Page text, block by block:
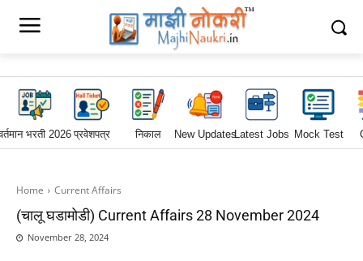
भरती 2026प्रवेशपत्र निकाल New UpdatesLatest Jobs Mock Test
Home Current Affairs
(चालू घडामोडी) Current Affairs 28 November 2024
November 28, 2024